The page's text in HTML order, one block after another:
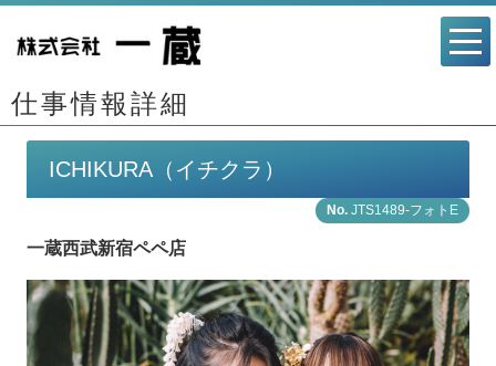
仕事情報詳細
ICHIKURA（イチクラ）
JTS1489-フォトE
一蔵西武新宿ペペ店